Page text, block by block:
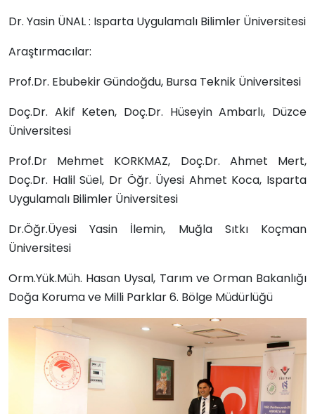
Dr. Yasin ÜNAL : Isparta Uygulamalı Bilimler Üniversitesi
Araştırmacılar:
Prof.Dr. Ebubekir Gündoğdu, Bursa Teknik Üniversitesi
Doç.Dr. Akif Keten, Doç.Dr. Hüseyin Ambarlı, Düzce
Üniversitesi
Prof.Dr Mehmet KORKMAZ, Doç.Dr. Ahmet Mert,
Doç.Dr. Halil Süel, Dr Öğr. Üyesi Ahmet Koca, Isparta
Uygulamalı Bilimler Üniversitesi
Dr.Öğr.Üyesi Yasin İlemin, Muğla Sıtkı Koçman
Üniversitesi
Orm.Yük.Müh. Hasan Uysal, Tarım ve Orman Bakanlığı
Doğa Koruma ve Milli Parklar 6. Bölge Müdürlüğü